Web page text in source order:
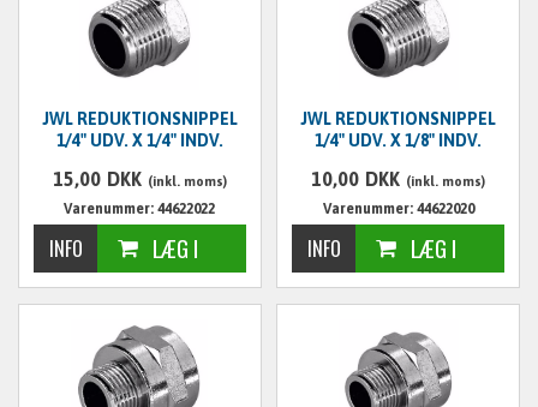
JWL REDUKTIONSNIPPEL
1/4" UDV. X 1/4" INDV.
15,00 DKK (inkl. moms)
Varenummer: 44622022
JWL REDUKTIONSNIPPEL
1/4" UDV. X 1/8" INDV.
10,00 DKK (inkl. moms)
Varenummer: 44622020